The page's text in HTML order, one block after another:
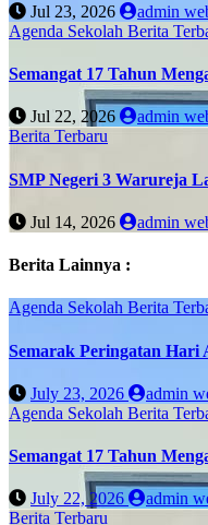
Jul 23, 2026
admin
Agenda Sekolah Berita
Semangat 17 Tahun
Jul 22, 2026
admin
Berita Terbaru
SMP Negeri 3 Warureja
Jul 14, 2026 admin
Berita Lainnya :
Agenda Sekolah Berita
Semarak Peringatan Hari
July 23, 2026
admin
Agenda Sekolah Berita
Semangat 17 Tahun
July 22, 2026
admin
Berita Terbaru